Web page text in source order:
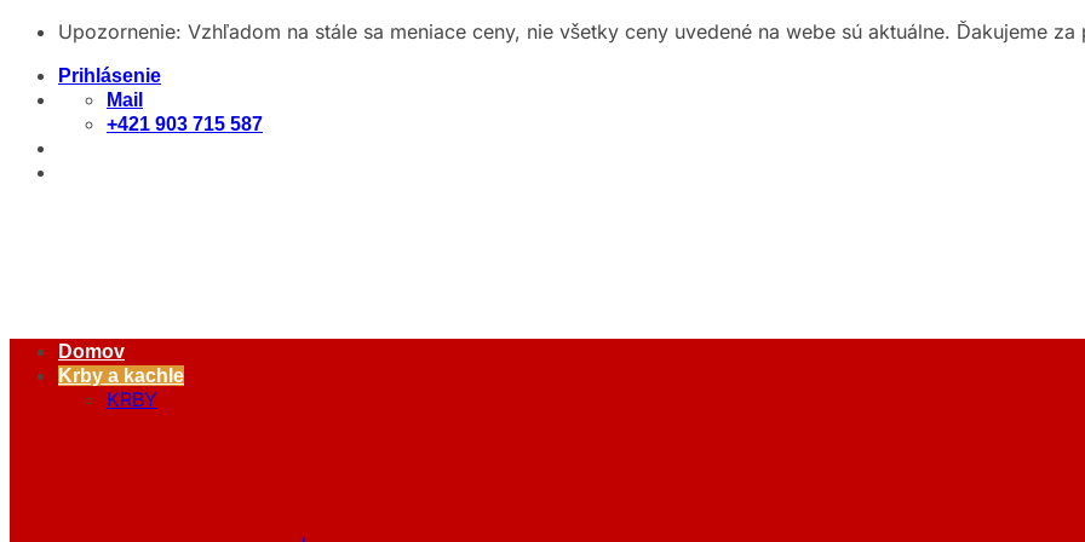
Skip
content
Upozornenie: Vzhľadom na stále sa meniace ceny, nie všetky ceny uvedené na webe sú aktuálne. Ďakujeme za
Prihlásenie
Mail
+421 903 715 587
Domov
Krby a kachle
KRBY